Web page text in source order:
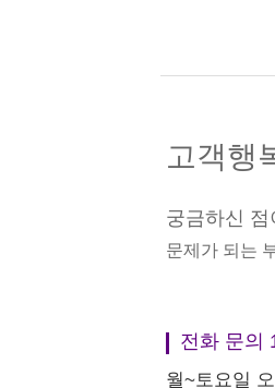
고객행
궁금하신
문제가 되는
전화 문의
월~토요일